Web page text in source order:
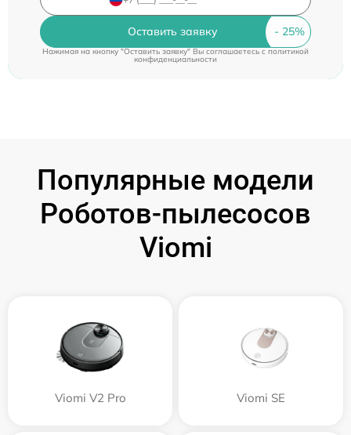
Оставить заявку
Нажимая на кнопку "Оставить заявку" Вы соглашаетесь c политикой
конфиденциальности
Популярные модели
Роботов-пылесосов
Viomi
Viomi V2 Pro Viomi SE